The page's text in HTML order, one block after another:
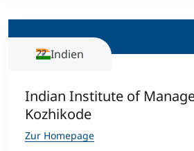
Indien
Indian Institute of
Kozhikode
Zur Homepage